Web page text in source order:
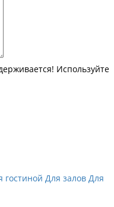
Используйте
гостиной Для залов Для